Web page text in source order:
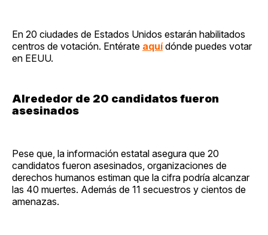
En 20 ciudades de Estados Unidos estarán habilitados
centros de votación. Entérate aquídónde puedes votar
en EEUU.
Alrededor de 20 candidatos fueron
asesinados
Pese que, la información estatal asegura que 20
candidatos fueron asesinados, organizaciones de
derechos humanos estiman que la cifra podría alcanzar
las 40 muertes. Además de 11 secuestros y cientos de
amenazas.